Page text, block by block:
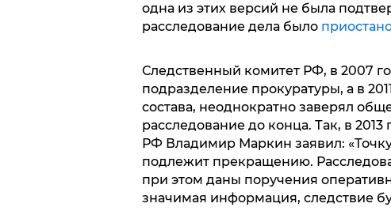
одна из этих версий не была
расследование дела было
Следственный комитет РФ, в 2007
подразделение прокуратуры, а в
состава, неоднократно заверял
расследование до конца. Так, в
РФ Владимир Маркин заявил:
подлежит прекращению.
при этом даны поручения
значимая информация, следствие